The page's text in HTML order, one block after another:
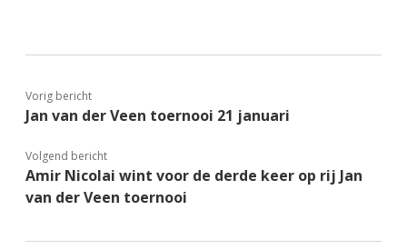
Vorig bericht
Jan van der Veen toernooi 21 januari
Volgend bericht
Amir Nicolai wint voor de derde keer op rij Jan
van der Veen toernooi